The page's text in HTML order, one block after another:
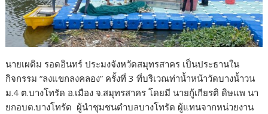
นายเผดิม รอดอินทร์ ประมงจังหวัดสมุทรสาคร เป็นประธานใน
กิจกรรม “ลงแขกลงคลอง” ครั้งที่ 3 ที่บริเวณท่าน้ำหน้าวัดบางน้ำวน
ม.4 ต.บางโทรัด อ.เมือง จ.สมุทรสาคร โดยมี นายกู้เกียรติ ดิษแพ นา
ยกอบต.บางโทรัด ผู้นำชุมชนตำบลบางโทรัด ผู้แทนจากหน่วยงาน